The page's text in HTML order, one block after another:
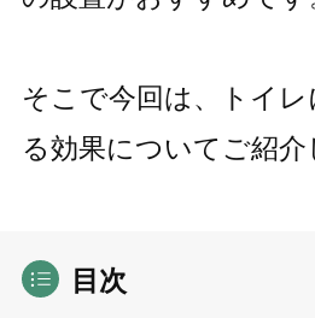
そこで今回は、トイ
る効果についてご紹介
目次